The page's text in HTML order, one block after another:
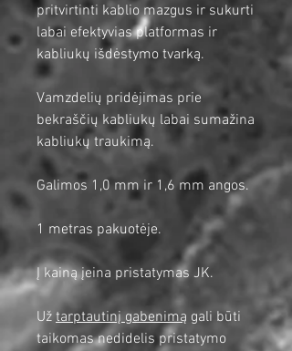
pritvirtinti kablio mazgus ir sukurti
labai efektyvias platformas ir
kabliukų išdėstymo tvarką.
Vamzdelių pridėjimas prie
bekraščių kabliukų labai sumažina
kabliukų traukimą.
Galimos 1,0 mm ir 1,6 mm angos.
1 metras pakuotėje.
Į kainą įeina pristatymas JK.
Už tarptautinį gabenimą gali būti
taikomas nedidelis pristatymo